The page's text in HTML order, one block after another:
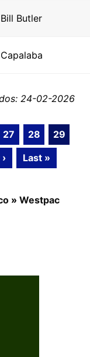
Bill Butler
Capalaba
24-02-2026
27 28
29
Last »
» Westpac